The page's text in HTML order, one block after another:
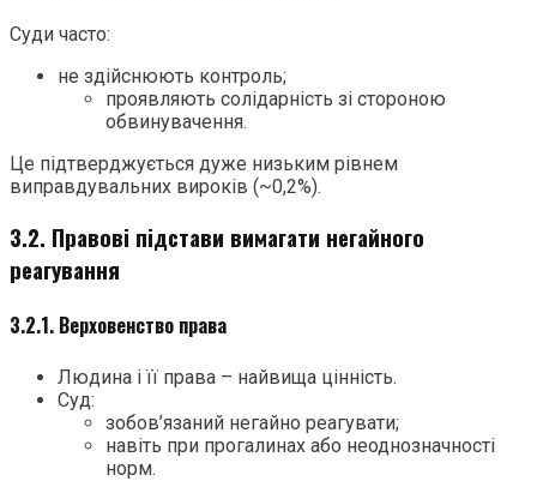
Суди часто:
не здійснюють контроль;
проявляють солідарність зі стороною
обвинувачення.
Це підтверджується дуже низьким рівнем
виправдувальних вироків (~0,2%).
3.2. Правові підстави вимагати негайного
реагування
3.2.1. Верховенство права
Людина і її права – найвища цінність.
Суд:
зобов’язаний негайно реагувати;
навіть при прогалинах або неоднозначності
норм.